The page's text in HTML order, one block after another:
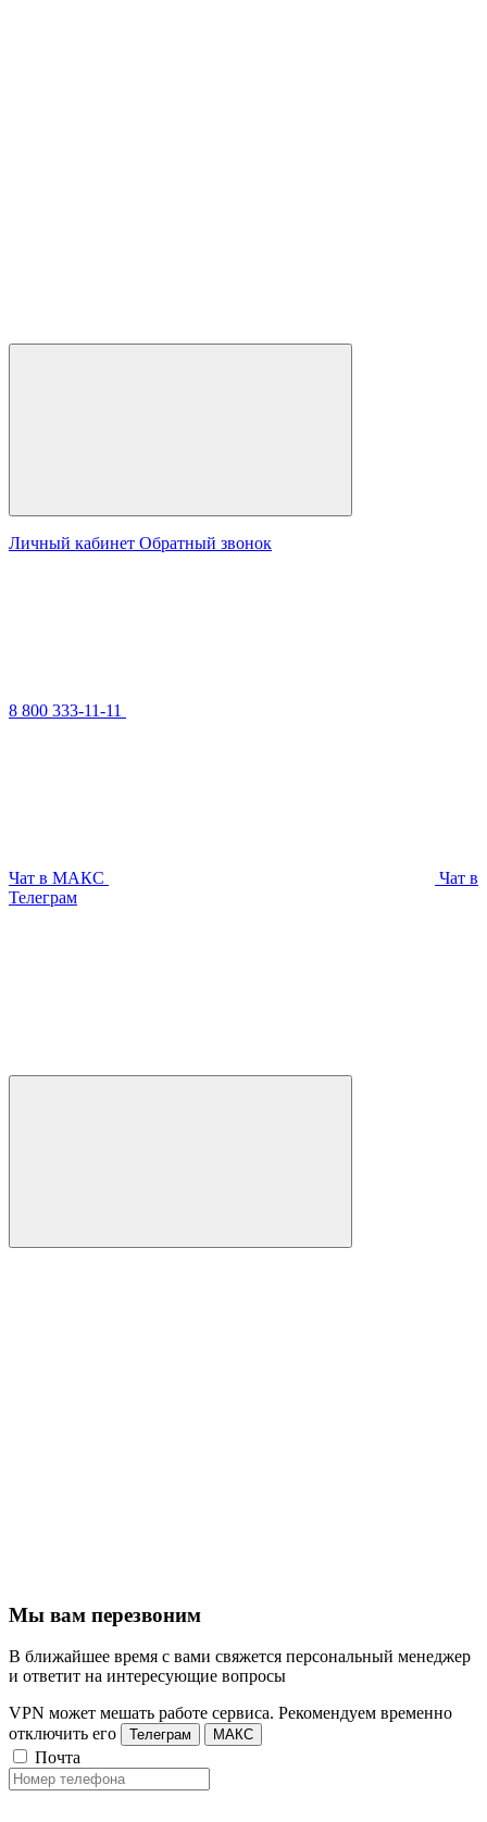
Личный кабинет Обратный звонок
8 800 333-11-11
Чат в МАКС
Чат в
Телеграм
Мы вам перезвоним
В ближайшее время с вами свяжется персональный менеджер
и ответит на интересующие вопросы
VPN может мешать работе сервиса. Рекомендуем временно
отключить его
Телеграм МАКС
Почта